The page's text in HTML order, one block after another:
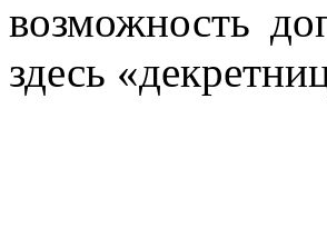
возможность
здесь